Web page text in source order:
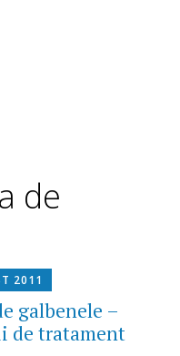
de
2011
galbenele –
de tratament